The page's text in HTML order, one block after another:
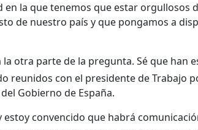
la que tenemos que estar orgullosos
de nuestro país y que pongamos a
otra parte de la pregunta. Sé que han
reunidos con el presidente de Trabajo
Gobierno de España.
convencido que habrá